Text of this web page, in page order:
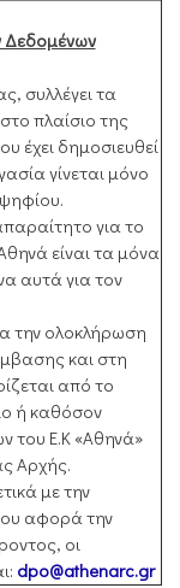
Δεδομένων
συλλέγει τα
πλαίσιο της
έχει δημοσιευθεί
γίνεται μόνο
για το
είναι τα μόνα
αυτά για τον
την ολοκλήρωση
και στη
από το
ή καθόσον
του Ε.Κ «Αθηνά»
Αρχής.
με την
αφορά την
οι
dpo@athenarc.gr